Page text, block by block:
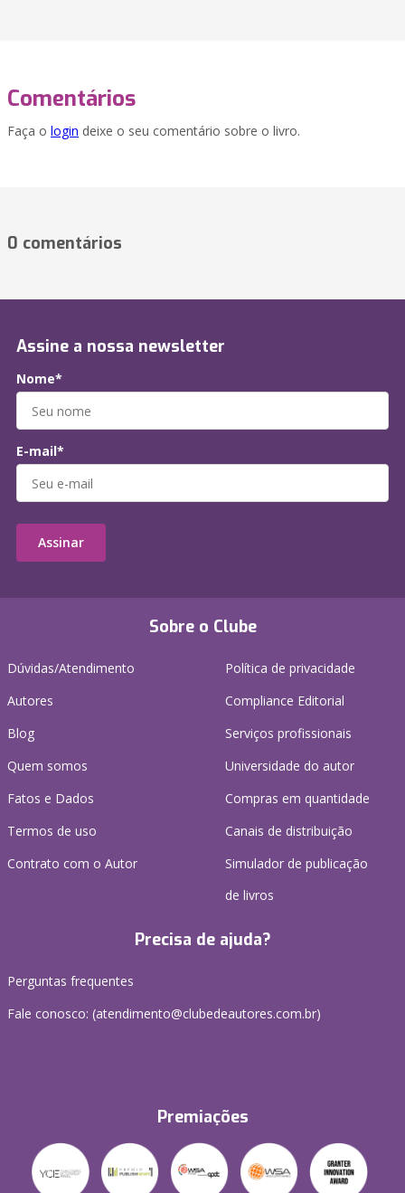
Comentários
Faça o login deixe o seu comentário sobre o livro.
0 comentários
Sobre o Clube
Dúvidas/Atendimento
Autores
Blog
Quem somos
Fatos e Dados
Termos de uso
Contrato com o Autor
Política de privacidade
Compliance Editorial
Serviços profissionais
Universidade do autor
Compras em quantidade
Canais de distribuição
Simulador de publicação
de livros
Precisa de ajuda?
Perguntas frequentes
Fale conosco: (atendimento@clubedeautores.com.br)
Premiações
Assine a nossa newsletter
Nome*
E-mail*
Assinar